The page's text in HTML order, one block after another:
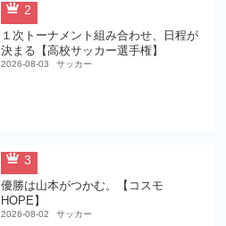
2
１次トーナメント組み合わせ、日程が
決まる【高校サッカー選手権】
2026-08-03 サッカー
3
優勝は山本がつかむ。【コスモ
HOPE】
2026-08-02 サッカー